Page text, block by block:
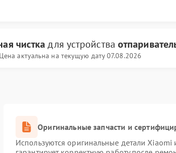
чистка для устройства
Цена актуальна на текущую дату 07.08.2026
Оригинальные запчасти и
Используются оригинальные детали